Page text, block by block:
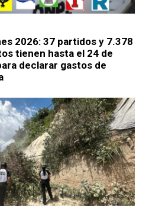
2026: 37 partidos y 7.378
tienen hasta el 24 de
declarar gastos de